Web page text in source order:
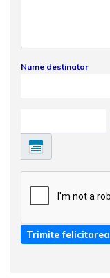
Nume destinatar
Trimite felicitarea